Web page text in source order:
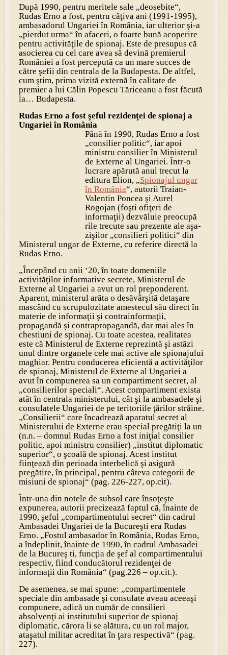
După 1990, pentru meritele sale „deosebite“,
Rudas Erno a fost, pentru câţiva ani (1991-1995),
ambasadorul Ungariei în România, iar ulterior şi-a
„pierdut urma“ în afaceri, o foarte bună acoperire
pentru activităţile de spionaj. Este de presupus că
asocierea cu cel care avea să devină premierul
României a fost percepută ca un mare succes de
către şefii din centrala de la Budapesta. De altfel,
cum ştim, prima vizită externă în calitate de
premier a lui Călin Popescu Tăriceanu a fost făcută
la… Budapesta.
Rudas Erno a fost şeful rezidenţei de spionaj a
Ungariei în România
Până în 1990, Rudas Erno a fost
„consilier politic“, iar apoi
ministru consilier în Ministerul
de Externe al Ungariei. Într-o
lucrare apărută anul trecut la
editura Elion, „Spionajul ungar
în România“, autorii Traian-
Valentin PonceaşiAurel
Rogojan(foşti ofiţeri de
informaţii) dezvăluie preocupă
rile trecute sau prezente ale aşa-
zişilor „consilieri politici“ din
Ministerul ungar de Externe, cu referire directă la
Rudas Erno.
„Începând cu anii ‘20, în toate domeniile
activităţilor informative secrete, Ministerul de
Externe al Ungariei a avut un rol preponderent.
Aparent, ministerul arăta o desăvârşită detaşare
mascând cu scrupulozitate amestecul său direct în
materie de informaţii şi contrainformaţii,
propagandă şi contrapropagandă, dar mai ales în
chestiuni de spionaj. Cu toate acestea, realitatea
este că Ministerul de Externe reprezintă şi astăzi
unul dintre organele cele mai active ale spionajului
maghiar. Pentru conducerea eficientă a activităţilor
de spionaj, Ministerul de Externe al Ungariei a
avut în compunerea sa un compartiment secret, al
„consilierilor speciali“. Acest compartiment exista
atât în centrala ministerului, cât şi la ambasadele şi
consulatele Ungariei de pe teritoriile ţărilor străine.
„Consilierii“ care încadrează aparatul secret al
Ministerului de Externe erau special pregătiţi la un
(n.n. – domnul Rudas Erno a fost iniţial consilier
politic, apoi ministru consilier) „institut diplomatic
superior“, o şcoală de spionaj. Acest institut
fiinţează din perioada interbelică şi asigură
pregătire, în principal, pentru câteva categorii de
misiuni de spionaj“ (pag. 226-227, op.cit).
Într-una din notele de subsol care însoţeşte
expunerea, autorii precizează faptul că, înainte de
1990, şeful „compartimentului secret“ din cadrul
Ambasadei Ungariei de la Bucureşti era Rudas
Erno. „Fostul ambasador în România, Rudas Erno,
a îndeplinit, înainte de 1990, în cadrul Ambasadei
de la Bucureş ti, funcţia de şef al compartimentului
respectiv, fiind conducătorul rezidenţei de
informaţii din România“ (pag.226 – op.cit.).
De asemenea, se mai spune: „compartimentele
speciale din ambasade şi consulate aveau aceeaşi
compunere, adică un număr de consilieri
absolvenţi ai institutului superior de spionaj
diplomatic, cărora li se alătura, cu un rol major,
ataşatul militar acreditat în ţara respectivă“ (pag.
227).